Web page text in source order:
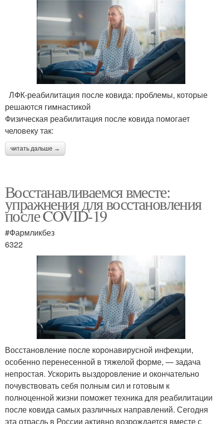
ЛФК-реабилитация после ковида: проблемы, которые
решаются гимнастикой
Физическая реабилитация после ковида помогает
человеку так:
читать дальше →
Восстанавливаемся вместе:
упражнения для восстановления
после COVID-19
#Фармликбез
6322
Восстановление после коронавирусной инфекции,
особенно перенесенной в тяжелой форме, — задача
непростая. Ускорить выздоровление и окончательно
почувствовать себя полным сил и готовым к
полноценной жизни поможет техника для реабилитации
после ковида самых различных направлений. Сегодня
эта отрасль в России активно возрождается вместе с